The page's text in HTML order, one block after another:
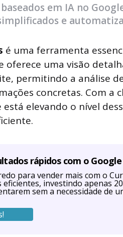
em IA no
e
é uma ferramenta
oferece uma visão
permitindo a análise
concretas. Com a
está elevando o nível
rápidos com o Google
para vender mais com o
eficientes, investindo apenas
sem a necessidade de